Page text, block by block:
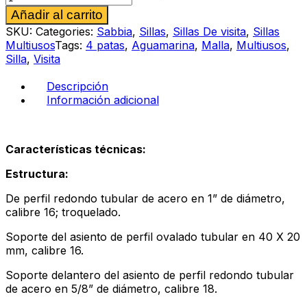
de
visita
Sabbia
185
aguamarina
cantidad
Añadir al carrito
SKU: Categories: Sabbia, Sillas, Sillas De visita, Sillas
MultiusosTags: 4 patas, Aguamarina, Malla, Multiusos,
Silla, Visita
Descripción
Información adicional
Características técnicas:
Estructura:
De perfil redondo tubular de acero en 1” de diámetro,
calibre 16; troquelado.
Soporte del asiento de perfil ovalado tubular en 40 X 20
mm, calibre 16.
Soporte delantero del asiento de perfil redondo tubular
de acero en 5/8” de diámetro, calibre 18.